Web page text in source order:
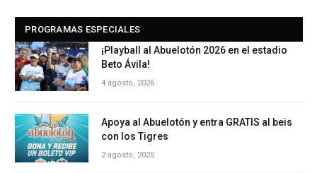
PROGRAMAS ESPECIALES
¡Playball al Abuelotón 2026 en el estadio
Beto Ávila!
4 agosto, 2026
Apoya al Abuelotón y entra GRATIS al beis
con los Tigres
2 agosto, 2025